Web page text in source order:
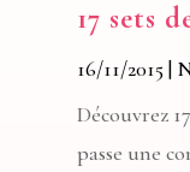
17 sets
16/11/2015|
Découvrez
passe une